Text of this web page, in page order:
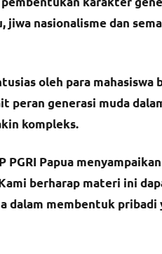
jiwa nasionalisme dan
oleh para
generasi muda
kompleks.
PGRI Papua
berharap materi ini
dalam membentuk